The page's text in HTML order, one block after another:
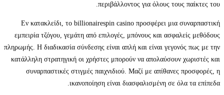
περιβάλλοντος για όλους τους παίκτες του.
Εν κατακλείδι, το billionairespin casino προσφέρει μια συναρπαστική
εμπειρία τζόγου, γεμάτη από επιλογές, μπόνους και ασφαλείς μεθόδους
πληρωμής. Η διαδικασία σύνδεσης είναι απλή και είναι γεγονός πως με την
κατάλληλη στρατηγική οι χρήστες μπορούν να απολαύσουν χωριστές και
συναρπαστικές στιγμές παιχνιδιού. Μαζί με απίθανες προσφορές, η
ικανοποίηση είναι διασφαλισμένη σε όλα τα επίπεδα.